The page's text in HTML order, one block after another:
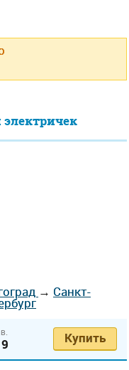
электричек
→ Санкт-
Купить